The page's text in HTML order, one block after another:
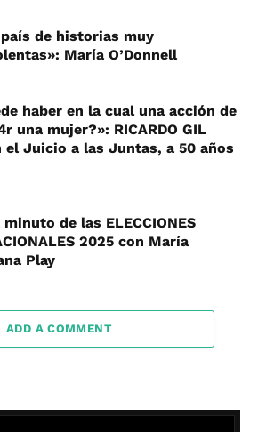
de historias muy
María O’Donnell
haber en la cual una acción de
una mujer?»: RICARDO GIL
el Juicio a las Juntas, a 50 años
de las ELECCIONES
2025 con María
Play
ADD A COMMENT